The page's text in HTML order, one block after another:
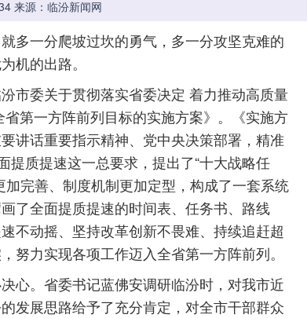
来源：临汾新闻网
一分爬坡过坎的勇气，多一分攻坚克难的
机的出路。
委关于贯彻落实省委决定 着力推动高质量
第一方阵前列目标的实施方案》。《实施方
讲话重要指示精神、党中央决策部署，精准
提质提速这一总要求，提出了“十大战略任
完善、制度机制更加定型，构成了一套系统
了全面提质提速的时间表、任务书、路线
不动摇、坚持改革创新不畏难、持续追赶超
努力实现各项工作迈入全省第一方阵前列。
。省委书记蓝佛安调研临汾时，对我市近
发展思路给予了充分肯定，对全市干部群众